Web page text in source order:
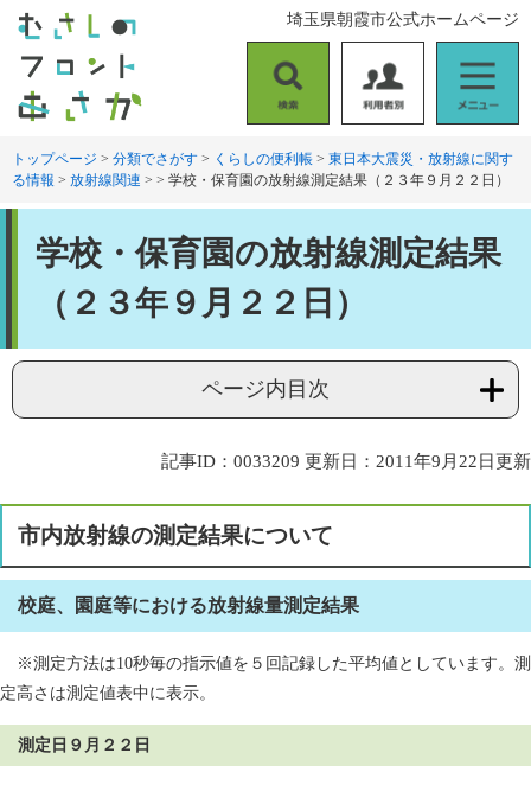
す
。
し
て
索
用
者
別
ニ
ュ
ー
埼玉県朝霞市公式ホームページ
トップページ > 分類でさがす > くらしの便利帳 > 東日本大震災・放射線に関す
る情報 > 放射線関連 > > 学校・保育園の放射線測定結果（２３年９月２２日）
学校・保育園の放射線測定結果
（２３年９月２２日）
ページ内目次
記事ID：0033209 更新日：2011年9月22日更新
市内放射線の測定結果について
校庭、園庭等における放射線量測定結果
※測定方法は10秒毎の指示値を５回記録した平均値としています。測
定高さは測定値表中に表示。
測定日９月２２日